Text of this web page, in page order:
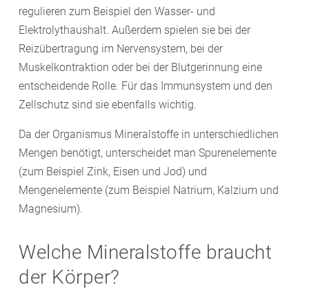
regulieren zum Beispiel den Wasser- und
Elektrolythaushalt. Außerdem spielen sie bei der
Reizübertragung im Nervensystem, bei der
Muskelkontraktion oder bei der Blutgerinnung eine
entscheidende Rolle. Für das Immunsystem und den
Zellschutz sind sie ebenfalls wichtig.
Da der Organismus Mineralstoffe in unterschiedlichen
Mengen benötigt, unterscheidet man Spurenelemente
(zum Beispiel Zink, Eisen und Jod) und
Mengenelemente (zum Beispiel Natrium, Kalzium und
Magnesium).
Welche Mineralstoffe braucht
der Körper?